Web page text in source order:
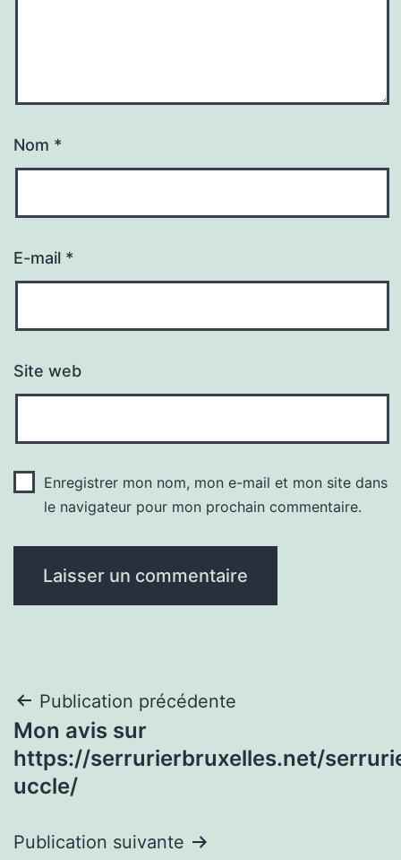
Nom *
E-mail *
Site web
Enregistrer mon nom, mon e-mail et mon site dans
le navigateur pour mon prochain commentaire.
Navigation
de
l’article
Publication précédente
Mon avis sur
https://serrurierbruxelles.net/
uccle/
Publication suivante